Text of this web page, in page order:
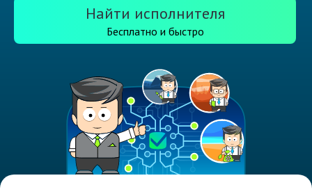
Найти исполнителя
Бесплатно и быстро